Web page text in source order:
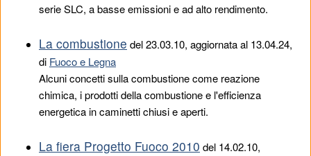
serie SLC, a basse emissioni e ad alto rendimento.
La combustione del23.03.10, aggiornata al 13.04.24,
di Fuoco e Legna
Alcuni concetti sulla combustione come reazione
chimica, i prodotti della combustione e l'efficienza
energetica in caminetti chiusi e aperti.
La fiera Progetto Fuoco 2010 del 14.02.10,